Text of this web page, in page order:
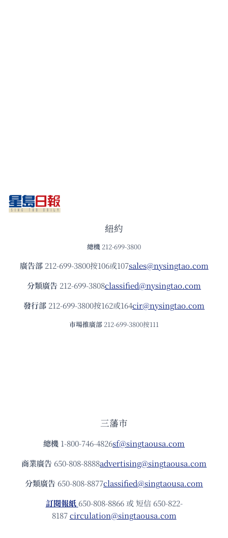
紐約
總機 212-699-3800
廣告部212-699-3800按106或107sales@nysingtao.com
分類廣告 212-699-3808classified@nysingtao.com
發⾏部 212-699-3800按162或164cir@nysingtao.com
市場推廣部 212-699-3800按111
三藩市
總機 1-800-746-4826sf@singtaousa.com
商業廣告 650-808-8888advertising@singtaousa.com
分類廣告 650-808-8877classified@singtaousa.com
訂閱報紙 650-808-8866 或 短信 650-822-
8187circulation@singtaousa.com